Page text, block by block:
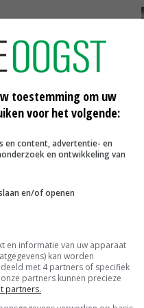
boodschap voor
toestemming om uw
voor het volgende:
en content, advertentie- en
en ontwikkeling van
en/of openen
en informatie van uw apparaat
kan worden
met 4 partners of specifiek
partners kunnen precieze
partners.